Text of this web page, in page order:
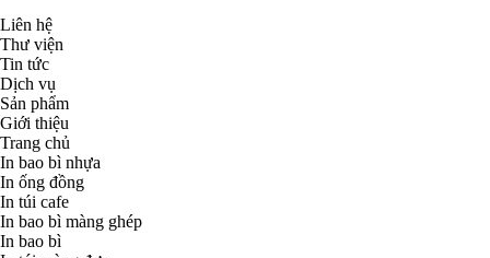
Liên hệ
Thư viện
Tin tức
Dịch vụ
Sản phẩm
Giới thiệu
Trang chủ
In bao bì nhựa
In ống đồng
In túi cafe
In bao bì màng ghép
In bao bì